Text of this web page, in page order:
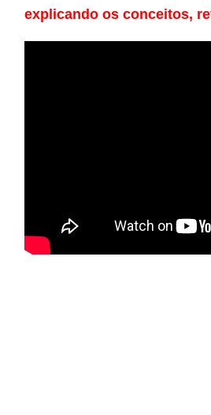
explicando os conceitos,